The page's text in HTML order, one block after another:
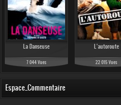
La Danseuse
7 044 Vues
L’autoroute
22 015 Vues
Espace_Commentaire